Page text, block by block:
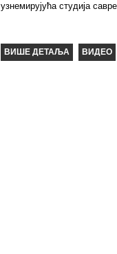
узнемирујућа студија